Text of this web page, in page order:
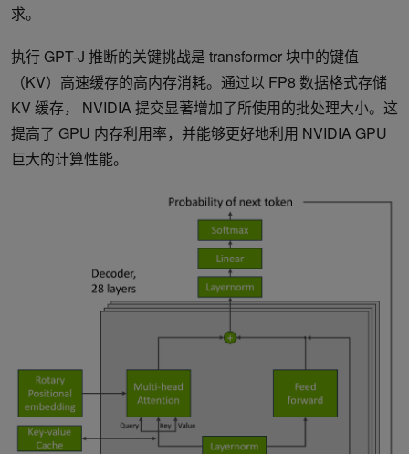
求。
执行 GPT-J 推断的关键挑战是 transformer 块中的键值
（KV）高速缓存的高内存消耗。通过以 FP8 数据格式存储
KV 缓存， NVIDIA 提交显著增加了所使用的批处理大小。这
提高了 GPU 内存利用率，并能够更好地利用 NVIDIA GPU
巨大的计算性能。